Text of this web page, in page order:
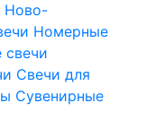
Ново-
Номерные
свечи
Свечи для
Сувенирные